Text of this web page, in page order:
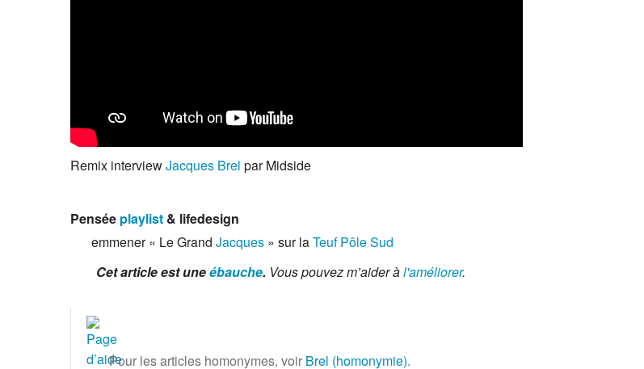
Remix interviewJacques Brel par Midside
Pensée playlist & lifedesign
emmener « Le Grand Jacques» sur laTeuf Pôle Sud
Cet article est uneébauche. Vous pouvez m’aider àl'améliorer.
Pour les articles homonymes, voir Brel (homonymie).